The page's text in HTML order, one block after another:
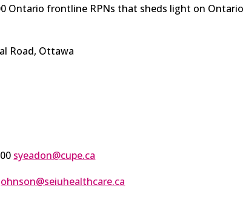
Ontario frontline RPNs that sheds light on
Road, Ottawa
syeadon@cupe.ca